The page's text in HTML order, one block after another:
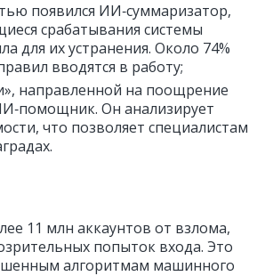
появился ИИ‑суммаризатор,
срабатывания системы
для их устранения. Около 74%
вводятся в работу;
направленной на поощрение
Он анализирует
что позволяет специалистам
11 млн аккаунтов от взлома,
попыток входа. Это
алгоритмам машинного